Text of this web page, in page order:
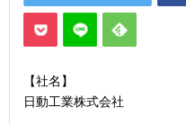
【社名】
日動工業株式会社